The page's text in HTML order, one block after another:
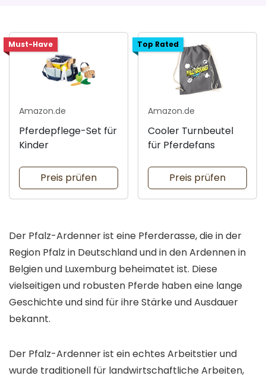
Must-Have
Amazon.de
Pferdepflege-Set für
Kinder
Preis prüfen
Top Rated
Amazon.de
Cooler Turnbeutel
für Pferdefans
Preis prüfen
Der Pfalz-Ardenner ist eine Pferderasse, die in der
Region Pfalz in Deutschland und in den Ardennen in
Belgien und Luxemburg beheimatet ist. Diese
vielseitigen und robusten Pferde haben eine lange
Geschichte und sind für ihre Stärke und Ausdauer
bekannt.
Der Pfalz-Ardenner ist ein echtes Arbeitstier und
wurde traditionell für landwirtschaftliche Arbeiten,